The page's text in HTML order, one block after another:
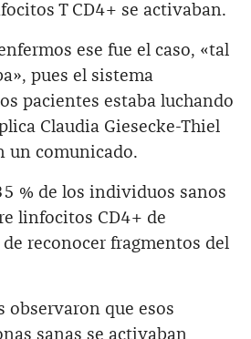
T CD4+ se activaban.
ese fue el caso, «tal
pues el sistema
pacientes estaba luchando
Claudia Giesecke-Thiel
un comunicado.
% de los individuos sanos
linfocitos CD4+ de
reconocer fragmentos del
observaron que esos
sanas se activaban